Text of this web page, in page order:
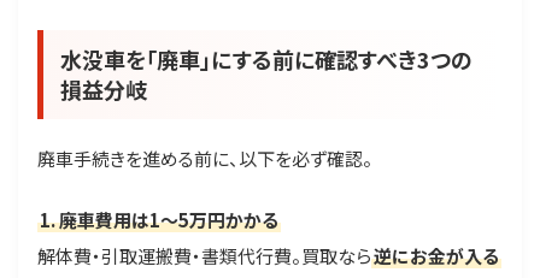
水没車を「廃車」にする前に確認すべき3つの
損益分岐
廃車手続きを進める前に、以下を必ず確認。
1. 廃車費用は1〜5万円かかる
解体費・引取運搬費・書類代行費。買取なら逆にお金が入る